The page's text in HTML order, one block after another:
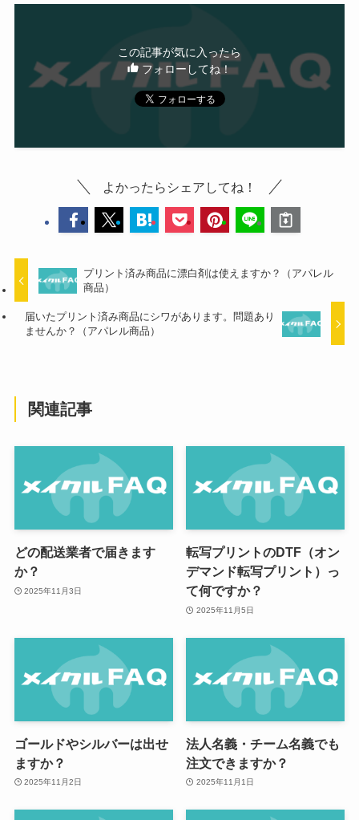
この記事が気に入ったら
フォローしてね！
よかったらシェアしてね！
プリント済み商品に漂白剤は使えますか？（アパレル
商品）
届いたプリント済み商品にシワがあります。問題あり
ませんか？（アパレル商品）
関連記事
どの配送業者で届きます
か？
2025年11月3日
転写プリントのDTF（オン
デマンド転写プリント）っ
て何ですか？
2025年11月5日
ゴールドやシルバーは出せ
ますか？
2025年11月2日
法人名義・チーム名義でも
注文できますか？
2025年11月1日